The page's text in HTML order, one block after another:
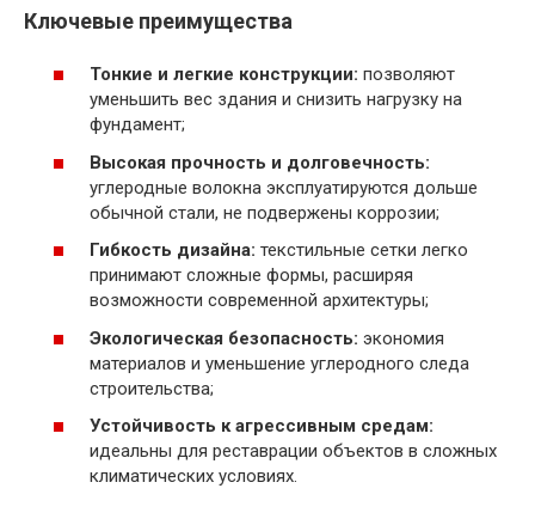
Ключевые преимущества
Тонкие и легкие конструкции: позволяют
уменьшить вес здания и снизить нагрузку на
фундамент;
Высокая прочность и долговечность:
углеродные волокна эксплуатируются дольше
обычной стали, не подвержены коррозии;
Гибкость дизайна: текстильные сетки легко
принимают сложные формы, расширяя
возможности современной архитектуры;
Экологическая безопасность: экономия
материалов и уменьшение углеродного следа
строительства;
Устойчивость к агрессивным средам:
идеальны для реставрации объектов в сложных
климатических условиях.